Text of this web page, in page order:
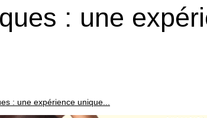
: une
: une expérience unique...